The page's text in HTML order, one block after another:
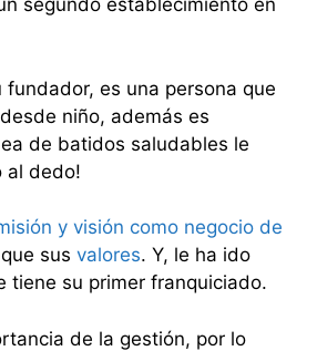
segundo establecimiento en
fundador, es una persona que
niño, además es
de batidos saludables le
al dedo!
y visión como negocio de
sus valores. Y, le ha ido
tiene su primer franquiciado.
de la gestión, por lo